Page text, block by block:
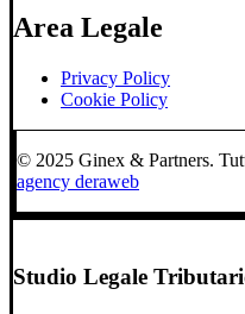
Area Legale
Privacy Policy
Cookie Policy
© 2025 Ginex & Partners.
agency deraweb
Studio Legale